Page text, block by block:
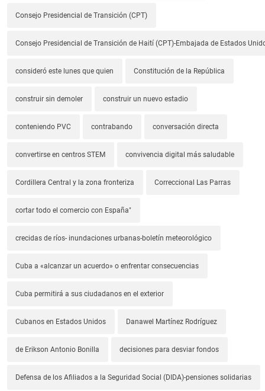
Consejo Presidencial de Transición (CPT)
Consejo Presidencial de Transición de Haití (CPT)-Embajada de Estados
consideró este lunes que quien Constitución de la República
construir sin demoler construir un nuevo estadio
conteniendo PVC contrabando conversación directa
convertirse en centros STEM convivencia digital más saludable
Cordillera Central y la zona fronteriza Correccional Las Parras
cortar todo el comercio con España"
crecidas de ríos- inundaciones urbanas-boletín meteorológico
Cuba a «alcanzar un acuerdo» o enfrentar consecuencias
Cuba permitirá a sus ciudadanos en el exterior
Cubanos en Estados Unidos Danawel Martínez Rodríguez
de Erikson Antonio Bonilla decisiones para desviar fondos
Defensa de los Afiliados a la Seguridad Social (DIDA)-pensiones solidarias